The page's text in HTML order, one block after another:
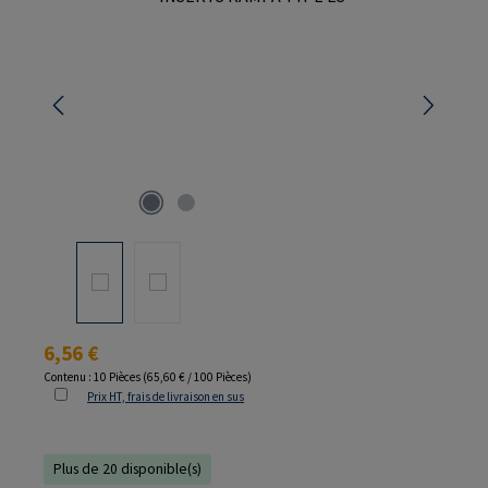
Prix régulier :
6,56 €
Contenu : 10 Pièces (65,60 € / 100 Pièces)
Prix HT, frais de livraison en sus
Plus de 20 disponible(s)